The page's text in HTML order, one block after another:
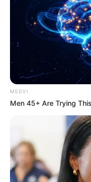
MEDVI
Men 45+ Are Trying